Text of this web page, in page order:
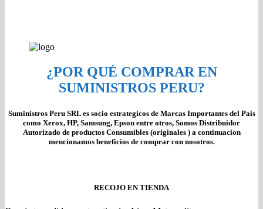
¿POR QUÉ COMPRAR EN
SUMINISTROS PERU?
Suministros Peru SRL es socio estrategicos de Marcas Importantes del Pais
como Xerox, HP, Samsung, Epson entre otros, Somos Distribuidor
Autorizado de productos Consumibles (originales ) a continuacion
mencionamos beneficios de comprar con nosotros.
RECOJO EN TIENDA